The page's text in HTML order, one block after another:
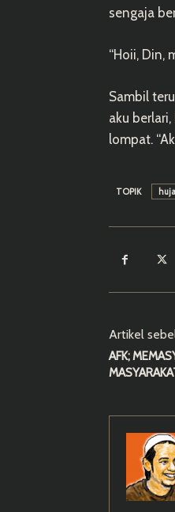
sengaja
“Hoii, Din,
Sambil
aku
lompat.
TOPIK
Artikel
AFK;